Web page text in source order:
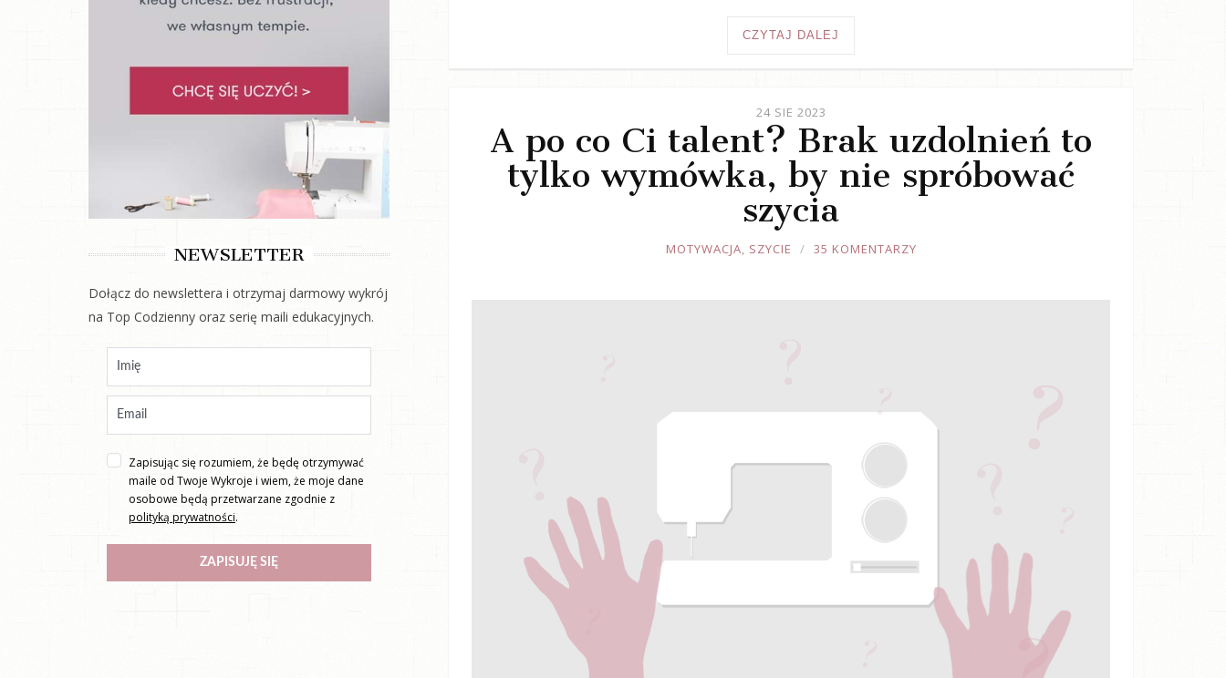
CZYTAJ DALEJ
24 SIE 2023
A po co Ci talent? Brak uzdolnień to
tylko wymówka, by nie spróbować
szycia
JOULE
MOTYWACJA, SZYCIE 35 KOMENTARZY
NEWSLETTER
Dołącz do newslettera i otrzymaj darmowy wykrój
na Top Codzienny oraz serię maili edukacyjnych.
Zapisując się rozumiem, że będę otrzymywać
maile od Twoje Wykroje i wiem, że moje dane
osobowe będą przetwarzane zgodnie z
polityką prywatności.
ZAPISUJĘ SIĘ